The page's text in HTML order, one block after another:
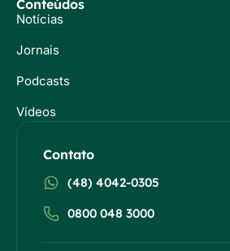
Conteúdos
Notícias
Jornais
Podcasts
Vídeos
Contato
(48) 4042-0305
0800 048 3000